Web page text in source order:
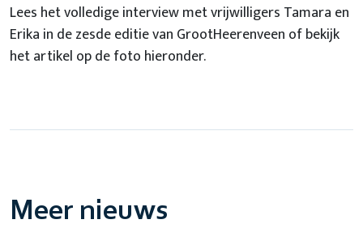
Lees het volledige interview met vrijwilligers Tamara en
Erika in de zesde editie van GrootHeerenveen of bekijk
het artikel op de foto hieronder.
Meer nieuws